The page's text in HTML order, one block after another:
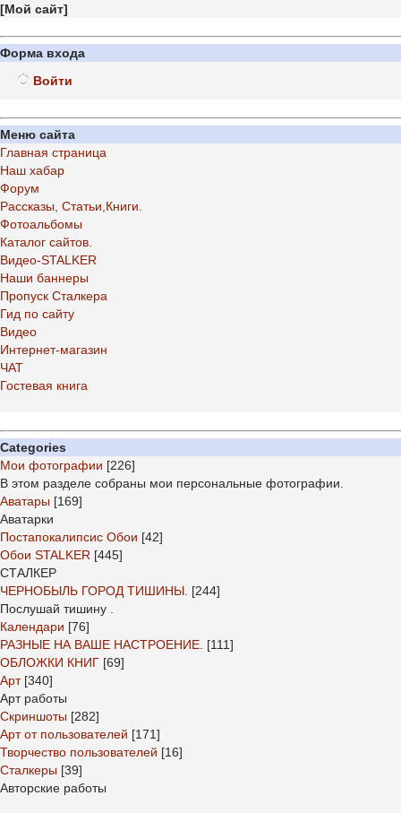
[Мой сайт]
Форма входа
Войти
Меню сайта
Главная страница
Наш хабар
Форум
Рассказы, Статьи,Книги.
Фотоальбомы
Каталог сайтов.
Видео-STALKER
Наши баннеры
Пропуск Сталкера
Гид по сайту
Видео
Интернет-магазин
ЧАТ
Гостевая книга
Categories
Мои фотографии [226]
В этом разделе собраны мои персональные фотографии.
Аватары [169]
Аватарки
Постапокалипсис Обои [42]
Обои STALKER [445]
СТАЛКЕР
ЧЕРНОБЫЛЬ ГОРОД ТИШИНЫ. [244]
Послушай тишину .
Календари [76]
РАЗНЫЕ НА ВАШЕ НАСТРОЕНИЕ. [111]
ОБЛОЖКИ КНИГ [69]
Арт [340]
Арт работы
Скриншоты [282]
Арт от пользователей [171]
Творчество пользователей [16]
Сталкеры [39]
Авторские работы